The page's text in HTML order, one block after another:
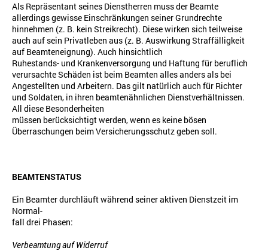
Als Repräsentant seines Dienstherren muss der Beamte
allerdings gewisse Einschränkungen seiner Grundrechte
hinnehmen (z. B. kein Streikrecht). Diese wirken sich teilweise
auch auf sein Privatleben aus (z. B. Auswirkung Straffälligkeit
auf Beamteneignung). Auch hinsichtlich
Ruhestands- und Krankenversorgung und Haftung für beruflich
verursachte Schäden ist beim Beamten alles anders als bei
Angestellten und Arbeitern. Das gilt natürlich auch für Richter
und Soldaten, in ihren beamtenähnlichen Dienstverhältnissen.
All diese Besonderheiten
müssen berücksichtigt werden, wenn es keine bösen
Überraschungen beim Versicherungsschutz geben soll.
BEAMTENSTATUS
Ein Beamter durchläuft während seiner aktiven Dienstzeit im
Normal-
fall drei Phasen:
Verbeamtung auf Widerruf